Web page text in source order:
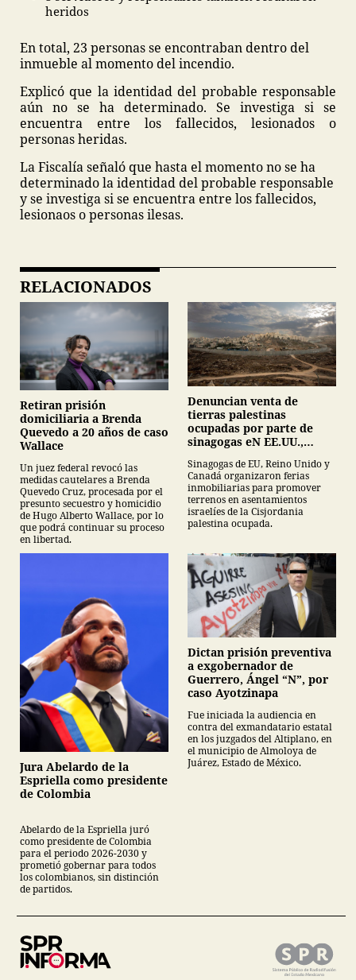
heridos
En total, 23 personas se encontraban dentro del
inmueble al momento del incendio.
Explicó que la identidad del probable responsable
aún no se ha determinado. Se investiga si se
encuentra entre los fallecidos, lesionados o
personas heridas.
La Fiscalía señaló que hasta el momento no se ha
determinado la identidad del probable responsable
y se investiga si se encuentra entre los fallecidos,
lesionaos o personas ilesas.
RELACIONADOS
Retiran prisión
domiciliaria a Brenda
Quevedo a 20 años de caso
Wallace
Un juez federal revocó las
medidas cautelares a Brenda
Quevedo Cruz, procesada por el
presunto secuestro y homicidio
de Hugo Alberto Wallace, por lo
que podrá continuar su proceso
en libertad.
Denuncian venta de
tierras palestinas
ocupadas por parte de
sinagogas eN EE.UU.,
Sinagogas de EU, Reino Unido y
Canadá organizaron ferias
inmobiliarias para promover
terrenos en asentamientos
israelíes de la Cisjordania
palestina ocupada.
Jura Abelardo de la
Espriella como presidente
de Colombia
Abelardo de la Espriella juró
como presidente de Colombia
para el periodo 2026-2030 y
prometió gobernar para todos
los colombianos, sin distinción
de partidos.
Dictan prisión preventiva
a exgobernador de
Guerrero, Ángel “N”, por
caso Ayotzinapa
Fue iniciada la audiencia en
contra del exmandatario estatal
en los juzgados del Altiplano, en
el municipio de Almoloya de
Juárez, Estado de México.